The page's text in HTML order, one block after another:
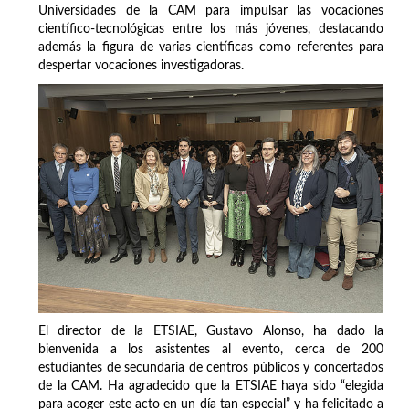
Universidades de la CAM para impulsar las vocaciones
científico-tecnológicas entre los más jóvenes, destacando
además la figura de varias científicas como referentes para
despertar vocaciones investigadoras.
El director de la ETSIAE, Gustavo Alonso, ha dado la
bienvenida a los asistentes al evento, cerca de 200
estudiantes de secundaria de centros públicos y concertados
de la CAM. Ha agradecido que la ETSIAE haya sido “elegida
para acoger este acto en un día tan especial” y ha felicitado a